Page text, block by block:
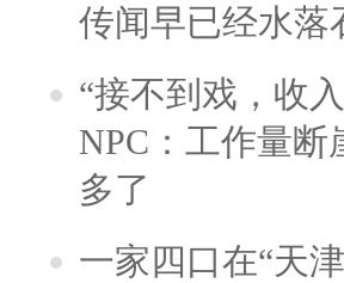
传闻早已经水落
“接不到戏，收
NPC：工作量
多了
一家四口在“天